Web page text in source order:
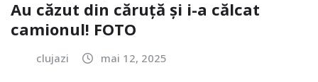
Au căzut din căruță și i-a călcat
camionul! FOTO
clujazi mai 12, 2025